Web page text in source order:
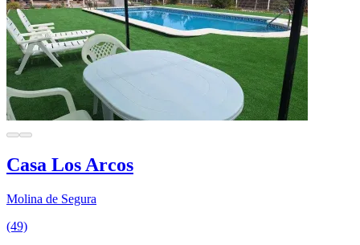
Casa Los Arcos
Molina de Segura
(49)